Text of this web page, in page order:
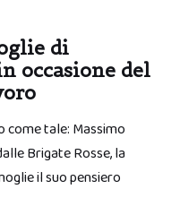
di
occasione del
tale: Massimo
Brigate Rosse, la
il suo pensiero